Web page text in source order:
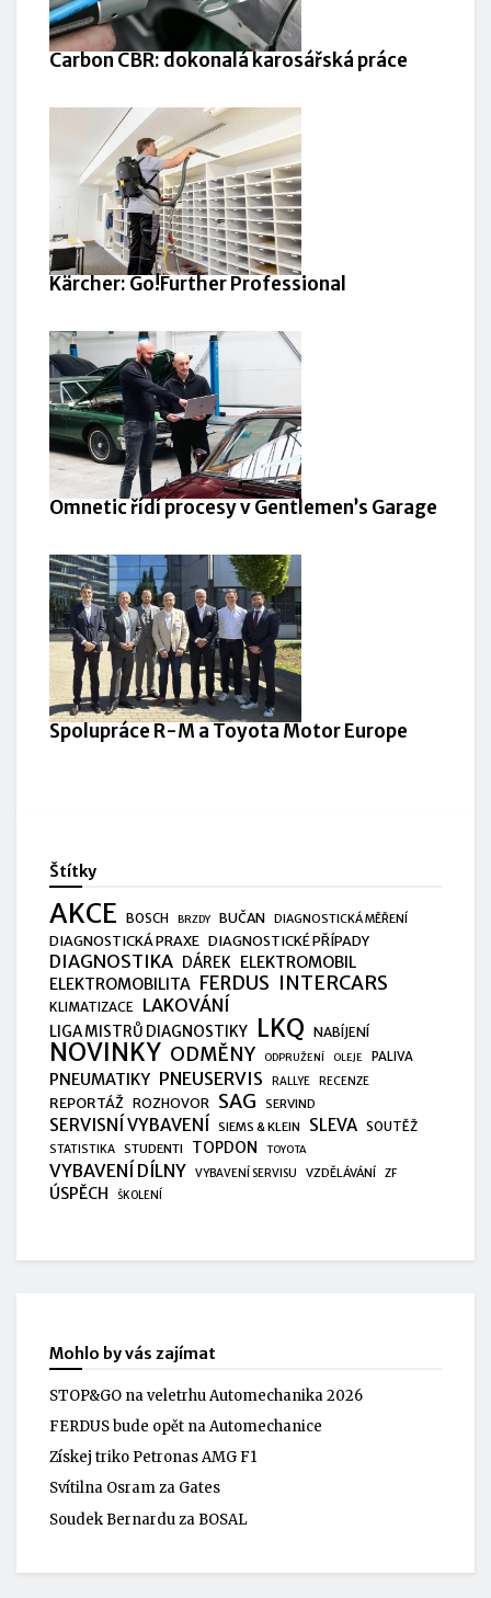
Carbon CBR: dokonalá karosářská práce
Kärcher: Go!Further Professional
Omnetic řídí procesy v Gentlemen’s Garage
Spolupráce R-M a Toyota Motor Europe
Štítky
AKCE BOSCH BRZDY BUČAN DIAGNOSTICKÁ MĚŘENÍ
DIAGNOSTICKÁ PRAXE DIAGNOSTICKÉ PŘÍPADY
DIAGNOSTIKA DÁREK ELEKTROMOBIL
ELEKTROMOBILITA FERDUS INTERCARS
KLIMATIZACE LAKOVÁNÍ
LIGA MISTRŮ DIAGNOSTIKY LKQ NABÍJENÍ
NOVINKY ODMĚNY ODPRUŽENÍ OLEJE PALIVA
PNEUMATIKY PNEUSERVIS RALLYE RECENZE
REPORTÁŽ ROZHOVOR SAG SERVIND
SERVISNÍ VYBAVENÍ SIEMS & KLEIN SLEVA SOUTĚŽ
STATISTIKA STUDENTI TOPDON TOYOTA
VYBAVENÍ DÍLNY VYBAVENÍ SERVISU VZDĚLÁVÁNÍ ZF
ÚSPĚCH ŠKOLENÍ
Mohlo by vás zajímat
STOP&GO na veletrhu Automechanika 2026
FERDUS bude opět na Automechanice
Získej triko Petronas AMG F1
Svítilna Osram za Gates
Soudek Bernardu za BOSAL